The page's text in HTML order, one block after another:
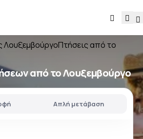
ΛουξεμβούργοΠτήσεις από το
από το Λουξεμβούργο
Απλή μετάβαση